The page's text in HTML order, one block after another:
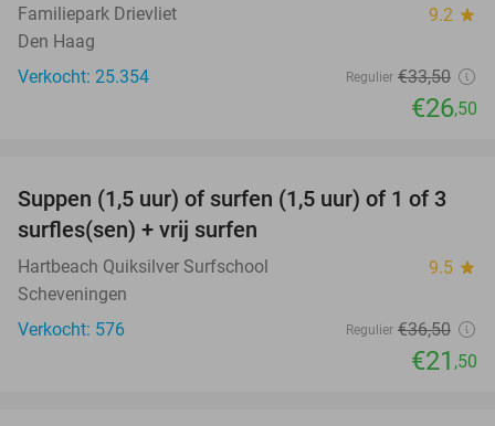
Familiepark Drievliet 9.2 star
Den Haag
Verkocht: 25.354
Regulier €33,50
€26,50
41%
Suppen (1,5 uur) of surfen (1,5 uur) of 1 of 3
surfles(sen) + vrij surfen
Hartbeach Quiksilver Surfschool 9.5 star
Scheveningen
Verkocht: 576
Regulier €36,50
€21 ,50